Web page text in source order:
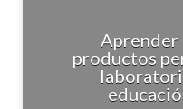
Aprender
productos